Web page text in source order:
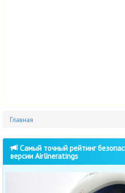
Главная
Самый точный рейтинг
версии Airlineratings